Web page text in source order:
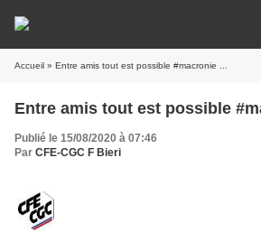
Accueil » Entre amis tout est possible #macronie ...
Entre amis tout est possible
Publié le 15/08/2020 à 07:46
Par CFE-CGC F Bieri